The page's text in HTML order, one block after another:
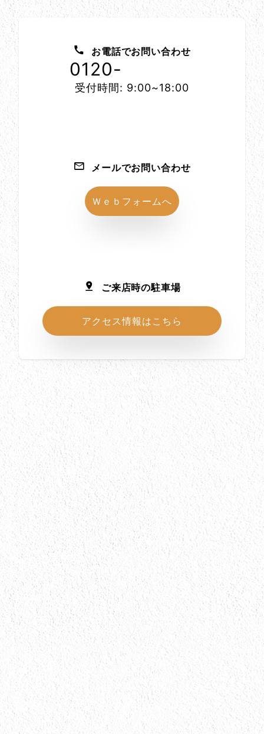
お電話でお問い合わせ
0120-
受付時間: 9:00~18:00
メールでお問い合わせ
Ｗｅｂフォームへ
ご来店時の駐車場
アクセス情報はこちら
所在地
会社情報とサイトマップ
会社情報